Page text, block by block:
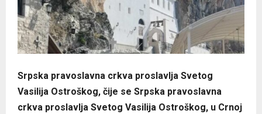
Srpska pravoslavna crkva proslavlja Svetog
Vasilija Ostroškog, čije se Srpska pravoslavna
crkva proslavlja Svetog Vasilija Ostroškog, u Crnoj